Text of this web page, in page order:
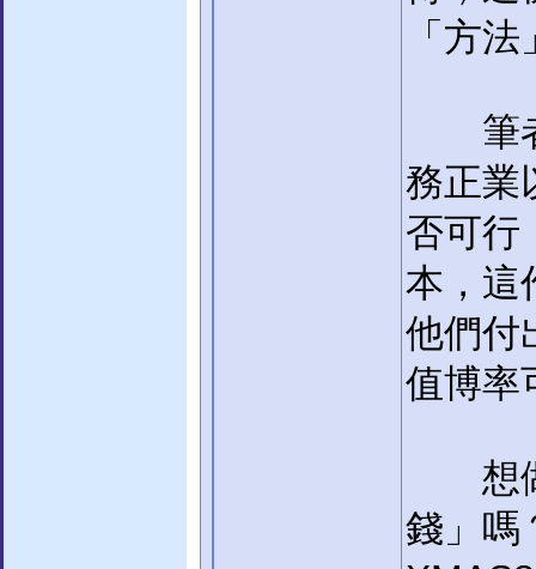
「方
筆者
務正業
否可行
本，這
他們付
值博率
想做
錢」嗎